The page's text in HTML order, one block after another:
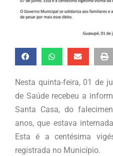
Nesta quinta-feira, 01 de
de Saúde recebeu a
Santa Casa, do
anos, que estava
Esta é a centésima
registrada no Município.